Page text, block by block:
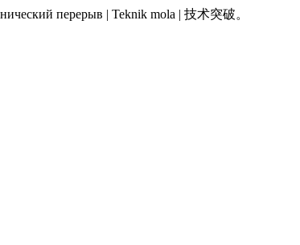
перерыв | Teknik mola | 技术突破。